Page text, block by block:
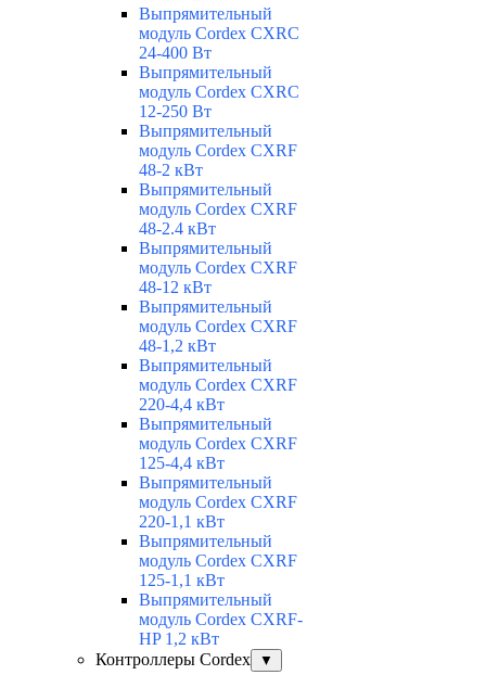
Выпрямительный
модуль Cordex CXRС
24-400 Вт
Выпрямительный
модуль Cordex CXRС
12-250 Вт
Выпрямительный
модуль Cordex CXRF
48-2 кВт
Выпрямительный
модуль Cordex CXRF
48-2.4 кВт
Выпрямительный
модуль Cordex CXRF
48-12 кВт
Выпрямительный
модуль Cordex CXRF
48-1,2 кВт
Выпрямительный
модуль Cordex CXRF
220-4,4 кВт
Выпрямительный
модуль Cordex CXRF
125-4,4 кВт
Выпрямительный
модуль Cordex CXRF
220-1,1 кВт
Выпрямительный
модуль Cordex CXRF
125-1,1 кВт
Выпрямительный
модуль Cordex CXRF-
HP 1,2 кВт
Контроллеры Cordex
▼